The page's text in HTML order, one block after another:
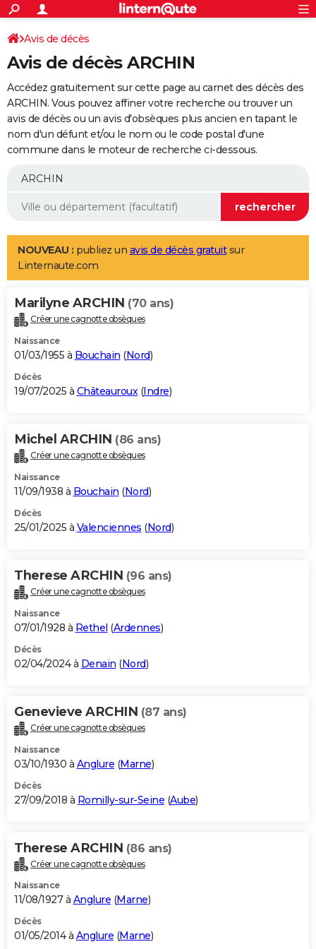
ACTUALITÉS
Politique
Société
Faits Divers
Education
Monde
Villes
+
SPORT
Coupe du monde 2026
Football
Tennis
Cyclisme
Rugby
Forum
Programme TV
TNT
Streaming
Cinéma
Sorties cinéma
Musique
+
FINANCE
Retraite
Epargne
Immobilier
Risques naturels par ville
Banque
Assurance
AUTO
Essais
Réserver un essai
Citadines
Berlines
SUV
Forum auto
+
Mobiles
Meilleur smartphone
Internet
Ordinateurs
Jeux vidéo
Guide high-tech
Aménagement intérieur
LIFESTYLE
Art de vivre
Bien-être
Loisirs
Mode
Modes de vie
Alimentation
Guide de la santé
Maladies
Médicaments
Sommeil
VOYAGE
Destinations
City break
Voyage nature
Voyage de noces
Forum
Climat
+PHOTO
GUIDES D'ACHAT
BONS PLANS
Carte de Noël
Carte Bonne année
Carte Saint-Valentin
Carte Pâques
Carte d'anniversaire
DICTIONNAIRE
Dictionnaire
Biographies
Citations
Expressions
Proverbes
PROGRAMME TV
S'inscrire
Se connecter
Lycées
Collèges
Primaires
Universités
Entreprises
Service militaire
Avis de recherche
AVIS DE DÉCÈS
Bricolage
Lifestyle
Culture
Sport
Auto
Television
Voyage
Cinema
Avis de décès
Avis de décès ARCHIN
Accédez gratuitement sur cette page au carnet des décès des
ARCHIN. Vous pouvez affiner votre recherche ou trouver un
avis de décès ou un avis d'obsèques plus ancien en tapant le
nom d'un défunt et/ou le nom ou le code postal d'une
commune dans le moteur de recherche ci-dessous.
NOUVEAU : publiez un avis de décès gratuitsur
Linternaute.com
Marilyne ARCHIN (70 ans)
Créer une cagnotte obsèques
Naissance
01/03/1955 à Bouchain (Nord)
Décès
19/07/2025 à Châteauroux(Indre)
Michel ARCHIN (86 ans)
Créer une cagnotte obsèques
Naissance
11/09/1938 à Bouchain (Nord)
Décès
25/01/2025 à Valenciennes (Nord)
Therese ARCHIN (96 ans)
Créer une cagnotte obsèques
Naissance
07/01/1928 à Rethel (Ardennes)
Décès
02/04/2024 à Denain (Nord)
Genevieve ARCHIN (87 ans)
Créer une cagnotte obsèques
Naissance
03/10/1930 à Anglure (Marne)
Décès
27/09/2018 à Romilly-sur-Seine (Aube)
Therese ARCHIN (86 ans)
Créer une cagnotte obsèques
Naissance
11/08/1927 à Anglure (Marne)
Décès
01/05/2014 à Anglure (Marne)